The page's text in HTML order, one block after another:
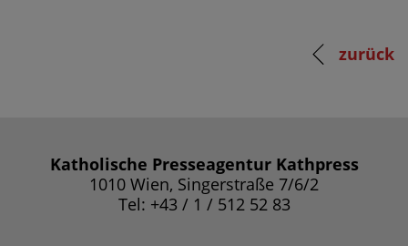
zurück
Katholische Presseagentur Kathpress
1010 Wien, Singerstraße 7/6/2
Tel: +43 / 1 / 512 52 83